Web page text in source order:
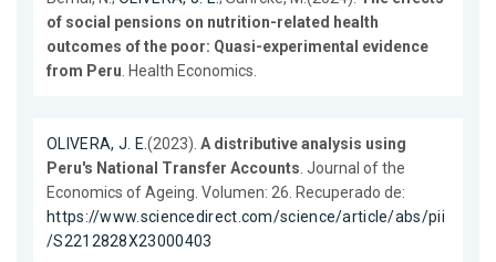
of social pensions on nutrition-related health
outcomes of the poor: Quasi-experimental evidence
from Peru. Health Economics.
OLIVERA, J. E.(2023).A distributive analysis using
Peru's National Transfer Accounts. Journal of the
Economics of Ageing. Volumen: 26. Recuperado de:
https://www.sciencedirect.com/science/article/abs/pii
/S2212828X23000403